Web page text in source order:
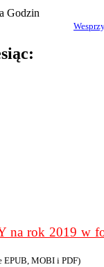
rok 2019 w
EPUB, MOBI i PDF)